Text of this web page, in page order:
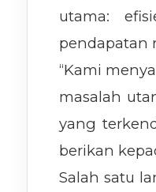
utama:
pendapatan
“Kami
masalah
yang
berikan
Salah satu